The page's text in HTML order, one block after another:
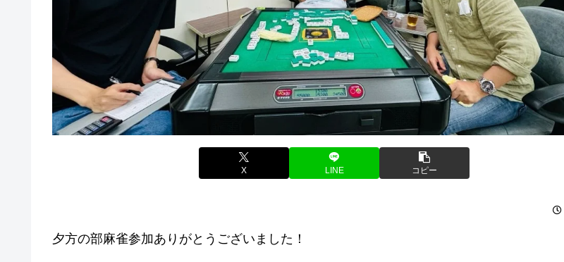
X LINE コピー
夕方の部麻雀参加ありがとうございました！